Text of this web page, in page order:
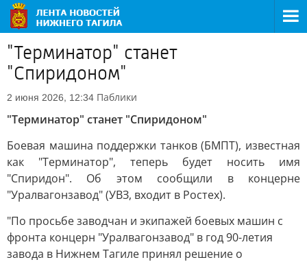
"Терминатор" станет
"Спиридоном"
2 июня 2026, 12:34 Паблики
"Терминатор" станет "Спиридоном"
Боевая машина поддержки танков (БМПТ), известная
как "Терминатор", теперь будет носить имя
"Спиридон". Об этом сообщили в концерне
"Уралвагонзавод" (УВЗ, входит в Ростех).
"По просьбе заводчан и экипажей боевых машин с
фронта концерн "Уралвагонзавод" в год 90-летия
завода в Нижнем Тагиле принял решение о